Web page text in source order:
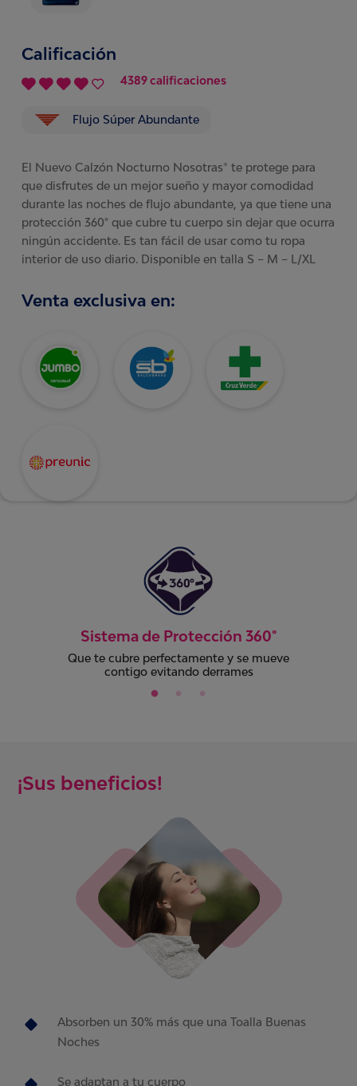
Calificación
4389 calificaciones
Flujo Súper Abundante
El Nuevo Calzón Nocturno Nosotras® te protege para
que disfrutes de un mejor sueño y mayor comodidad
durante las noches de flujo abundante, ya que tiene una
protección 360° que cubre tu cuerpo sin dejar que ocurra
ningún accidente. Es tan fácil de usar como tu ropa
interior de uso diario. Disponible en talla S – M – L/XL
Venta exclusiva en:
Sistema de Protección 360°
Que te cubre perfectamente y se mueve
contigo evitando derrames
¡Sus beneficios!
Absorben un 30% más que una Toalla Buenas
Noches
Se adaptan a tu cuerpo